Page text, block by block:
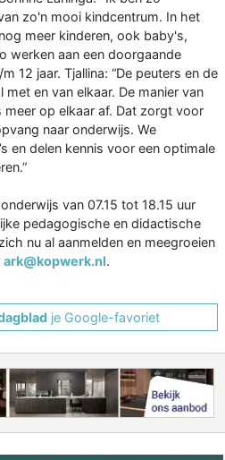
zo'n mooi kindcentrum. In het
meer kinderen, ook baby's,
werken aan een doorgaande
12 jaar. Tjallina: “De peuters en de
met en van elkaar. De manier van
op elkaar af. Dat zorgt voor
naar onderwijs. We
en delen kennis voor een optimale
van 07.15 tot 18.15 uur
pedagogische en didactische
nu al aanmelden en meegroeien
ark@kopwerk.nl.
je Google-favoriet